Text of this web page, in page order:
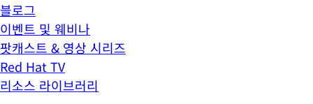
블로그
이벤트 및 웨비나
팟캐스트 & 영상 시리즈
Red Hat TV
리소스 라이브러리